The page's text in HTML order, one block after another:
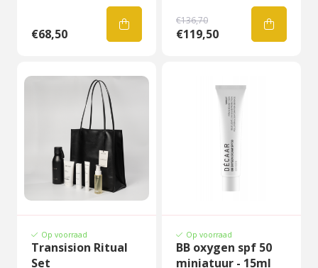
€68,50
€136,70
€119,50
Op voorraad
Transision Ritual
Set
Op voorraad
BB oxygen spf 50
miniatuur - 15ml